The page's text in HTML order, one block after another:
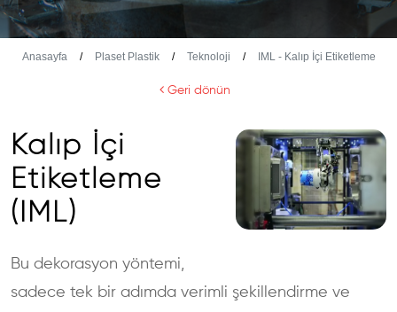
Anasayfa Plaset Plastik Teknoloji IML - Kalıp İçi Etiketleme
Geri dönün
Kalıp İçi
Etiketleme
(IML)
Bu dekorasyon yöntemi,
sadece tek bir adımda verimli şekillendirme ve